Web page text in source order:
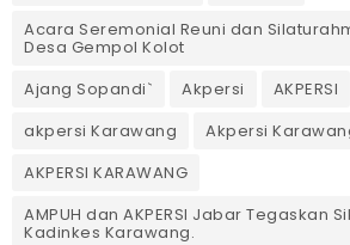
Acara Seremonial Reuni dan
Desa Gempol Kolot
Ajang Sopandi`
Akpersi AKPERSI
akpersi Karawang
Akpersi
AKPERSI KARAWANG
AMPUH dan AKPERSI Jabar Tegaskan
Kadinkes Karawang.